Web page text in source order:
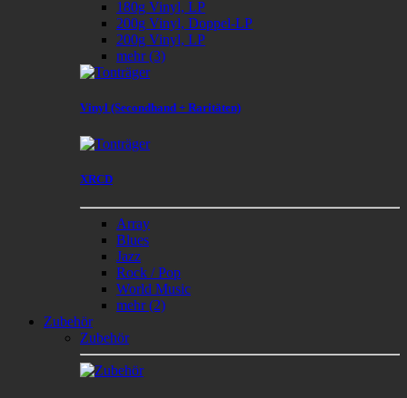
180g Vinyl, LP
200g Vinyl, Doppel-LP
200g Vinyl, LP
mehr(3)
Vinyl (Secondhand + Raritäten)
XRCD
Array
Blues
Jazz
Rock / Pop
World Music
mehr(2)
Zubehör
Zubehör